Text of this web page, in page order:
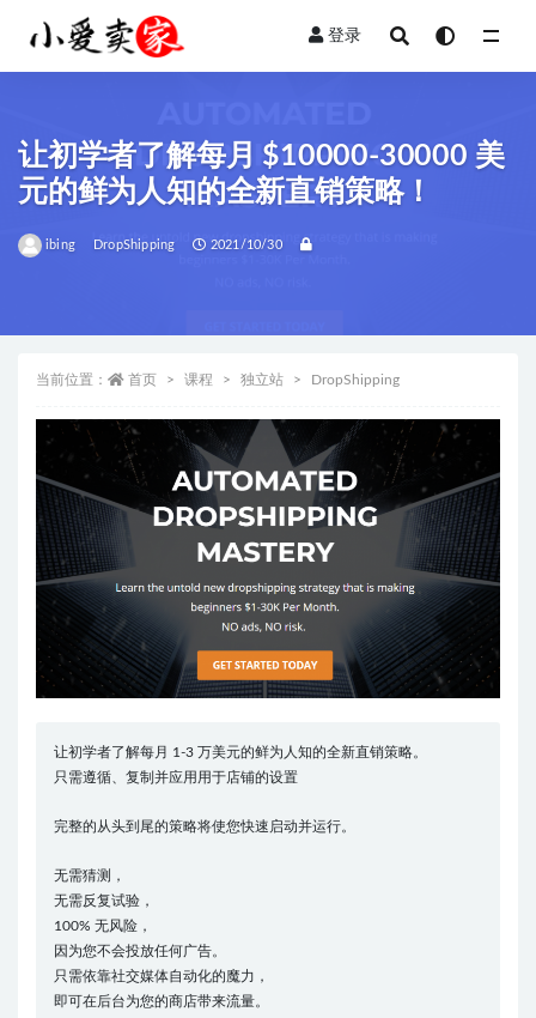
登录
让初学者了解每月 $10000-30000 美
元的鲜为人知的全新直销策略！
ibing DropShipping 2021/10/30
当前位置： 首页 课程 独立站 DropShipping
让初学者了解每月 1-3 万美元的鲜为人知的全新直销策略。
只需遵循、复制并应用用于店铺的设置
完整的从头到尾的策略将使您快速启动并运行。
无需猜测，
无需反复试验，
100% 无风险，
因为您不会投放任何广告。
只需依靠社交媒体自动化的魔力，
即可在后台为您的商店带来流量。